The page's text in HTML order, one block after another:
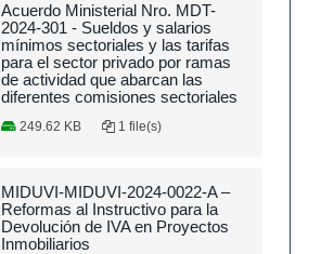
Acuerdo Ministerial Nro. MDT-
2024-301 - Sueldos y salarios
mínimos sectoriales y las tarifas
para el sector privado por ramas
de actividad que abarcan las
diferentes comisiones sectoriales
249.62 KB 1 file(s)
MIDUVI-MIDUVI-2024-0022-A –
Reformas al Instructivo para la
Devolución de IVA en Proyectos
Inmobiliarios